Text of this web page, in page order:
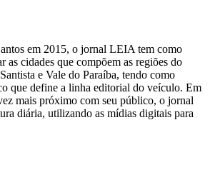
em 2015, o jornal LEIA tem como
as cidades que compõem as regiões do
e Vale do Paraíba, tendo como
que define a linha editorial do veículo. Em
mais próximo com seu público, o jornal
diária, utilizando as mídias digitais para